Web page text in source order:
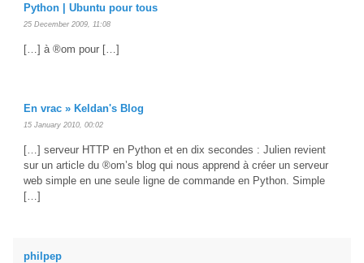
Python | Ubuntu pour tous
25 December 2009, 11:08
[…] à ®om pour […]
En vrac » Keldan's Blog
15 January 2010, 00:02
[…] serveur HTTP en Python et en dix secondes : Julien revient
sur un article du ®om’s blog qui nous apprend à créer un serveur
web simple en une seule ligne de commande en Python. Simple
[…]
philpep